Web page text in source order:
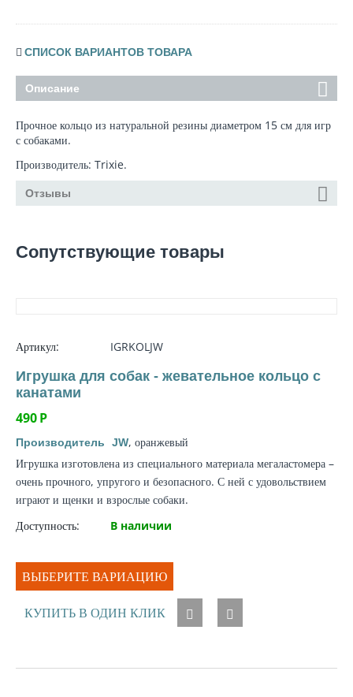
СПИСОК ВАРИАНТОВ ТОВАРА
Описание
Прочное кольцо из натуральной резины диаметром 15 см для игр
с собаками.
Производитель: Trixie.
Отзывы
Сопутствующие товары
Артикул: IGRKOLJW
Игрушка для собак - жевательное кольцо с
канатами
490Р
Производитель JW, оранжевый
Игрушка изготовлена из специального материала мегаластомера –
очень прочного, упругого и безопасного. С ней с удовольствием
играют и щенки и взрослые собаки.
Доступность:
В наличии
ВЫБЕРИТЕ ВАРИАЦИЮ
КУПИТЬ В ОДИН КЛИК